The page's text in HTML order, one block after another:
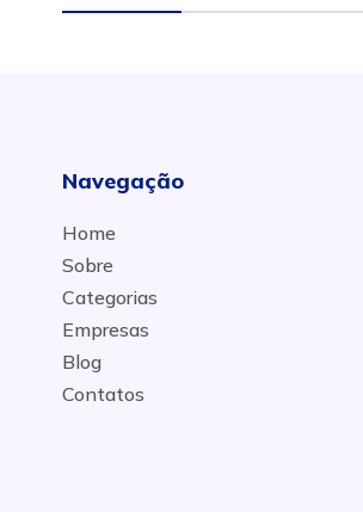
Navegação
Home
Sobre
Categorias
Empresas
Blog
Contatos